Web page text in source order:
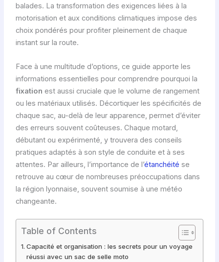
balades. La transformation des exigences liées à la
motorisation et aux conditions climatiques impose des
choix pondérés pour profiter pleinement de chaque
instant sur la route.
Face à une multitude d’options, ce guide apporte les
informations essentielles pour comprendre pourquoi la
fixation est aussi cruciale que le volume de rangement
ou les matériaux utilisés. Décortiquer les spécificités de
chaque sac, au-delà de leur apparence, permet d’éviter
des erreurs souvent coûteuses. Chaque motard,
débutant ou expérimenté, y trouvera des conseils
pratiques adaptés à son style de conduite et à ses
attentes. Par ailleurs, l’importance de l’étanchéité se
retrouve au cœur de nombreuses préoccupations dans
la région lyonnaise, souvent soumise à une météo
changeante.
Table of Contents
Capacité et organisation : les secrets pour un voyage
réussi avec un sac de selle moto